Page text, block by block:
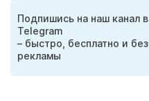
Подпишись на наш канал в
Telegram
– быстро, бесплатно и без
рекламы